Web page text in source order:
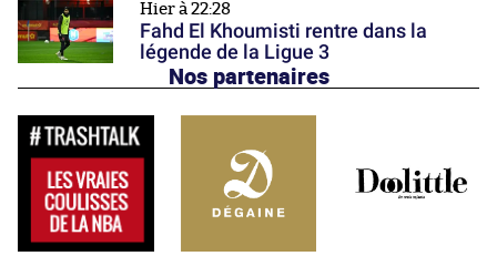
Hier à 22:28
Fahd El Khoumisti rentre dans la
légende de la Ligue 3
Nos partenaires